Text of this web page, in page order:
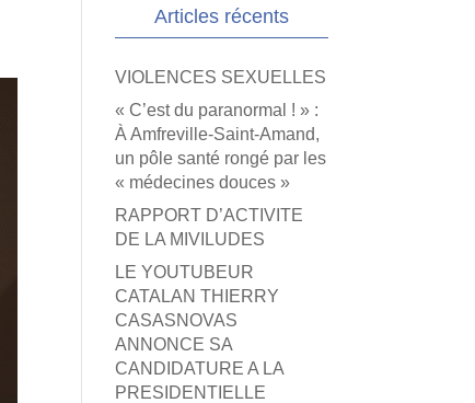
Articles récents
VIOLENCES SEXUELLES
« C’est du paranormal ! » :
À Amfreville-Saint-Amand,
un pôle santé rongé par les
« médecines douces »
RAPPORT D’ACTIVITE
DE LA MIVILUDES
LE YOUTUBEUR
CATALAN THIERRY
CASASNOVAS
ANNONCE SA
CANDIDATURE A LA
PRESIDENTIELLE